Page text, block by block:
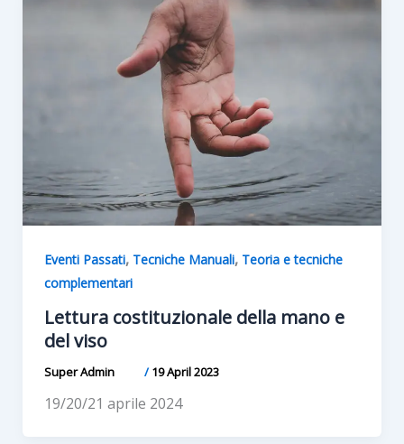
Eventi Passati, Tecniche Manuali, Teoria e tecniche
complementari
Lettura costituzionale della mano e
del viso
Super Admin /19 April 2023
19/20/21 aprile 2024